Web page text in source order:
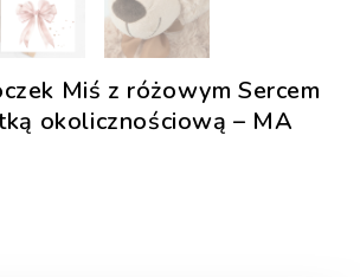
Miś z różowym Sercem
okolicznościową – MA